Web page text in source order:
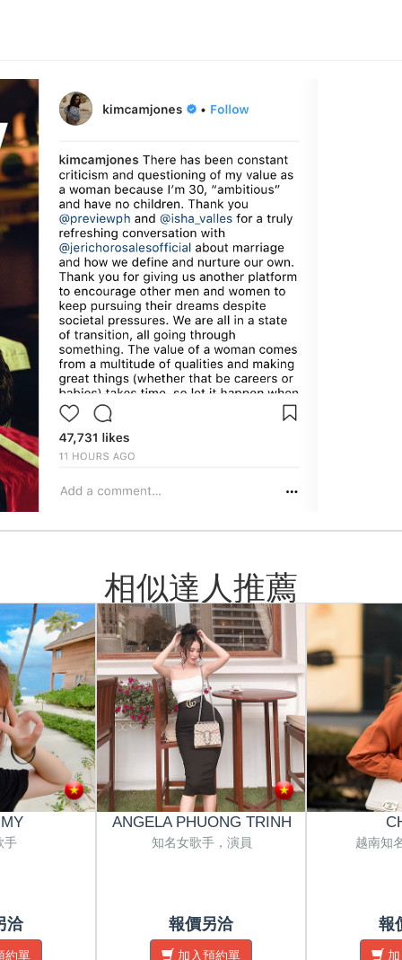
相似達人推薦
手
洽
約單
ANGELA PHUONG TRINH
知名女歌手，演員
報價另洽
加入預約單
越南知
報